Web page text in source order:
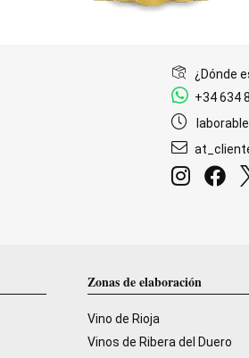
¿Dónde
+34 634
Zonas de elaboración
Vino de Rioja
Vinos de Ribera del Duero